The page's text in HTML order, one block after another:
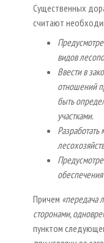
Существенных
считают
видов
Ввести в
отношений
быть
участками.
Причем «передача
сторонами,
пунктом